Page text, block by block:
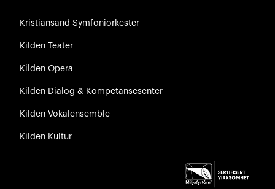
Kristiansand Symfoniorkester
Kilden Teater
Kilden Opera
Kilden Dialog & Kompetansesenter
Kilden Vokalensemble
Kilden Kultur